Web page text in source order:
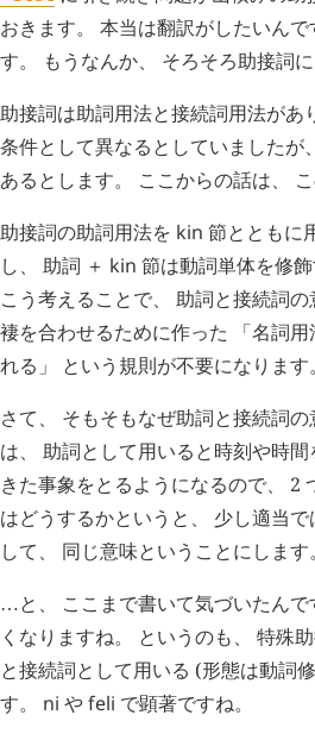
おきます。 本当は翻訳がしたいん
す。 もうなんか、 そろそろ助接詞
助接詞は助詞用法と接続詞用法が
条件として異なるとしていました
あるとします。 ここからの話は、
助接詞の助詞用法を kin 節とともに
し、 助詞 ＋ kin 節は動詞単体を修
こう考えることで、 助詞と接続詞
褄を合わせるために作った 「名詞
れる」 という規則が不要になります。
さて、 そもそもなぜ助詞と接続詞
は、 助詞として用いると時刻や時
きた事象をとるようになるので、 2
はどうするかというと、 少し適当
して、 同じ意味ということにします。
…と、 ここまで書いて気づいたん
くなりますね。 というのも、 特殊
と接続詞として用いる (形態は動詞
す。 ni やfeli で顕著ですね。